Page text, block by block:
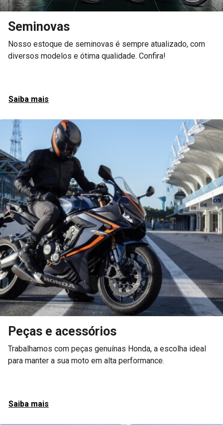
Seminovas
Nosso estoque de seminovas é sempre atualizado, com
diversos modelos e ótima qualidade. Confira!
Saiba mais
Peças e acessórios
Trabalhamos com peças genuínas Honda, a escolha ideal
para manter a sua moto em alta performance.
Saiba mais